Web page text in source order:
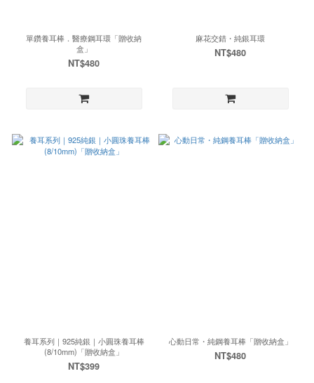
單鑽養耳棒．醫療鋼耳環「贈收納
盒」
NT$480
麻花交錯・純銀耳環
NT$480
養耳系列｜925純銀｜小圓珠養耳棒
(8/10mm)「贈收納盒」
NT$399
心動日常・純鋼養耳棒「贈收納盒」
NT$480